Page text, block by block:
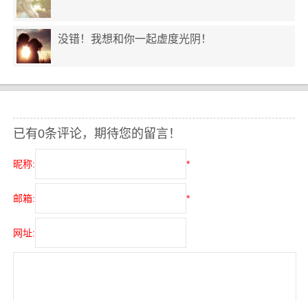
没错！我想和你一起虚度光阴！
已有0条评论，期待您的留言！
昵称: *
邮箱: *
网址: